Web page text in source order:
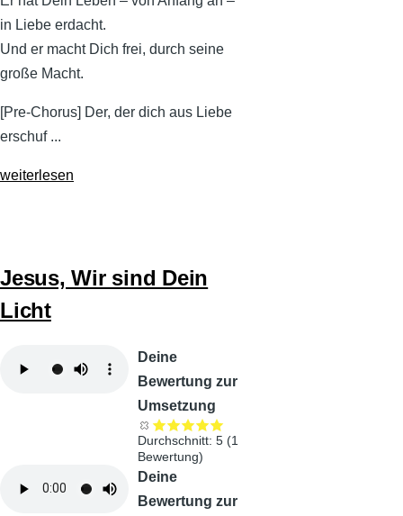
in Liebe erdacht.
Und er macht Dich frei, durch seine
große Macht.
[Pre-Chorus] Der, der dich aus Liebe
erschuf ...
weiterlesen
Jesus, Wir sind Dein
Licht
Deine
Bewertung zur
Umsetzung
Durchschnitt:5 (1
Bewertung)
Deine
Bewertung zur